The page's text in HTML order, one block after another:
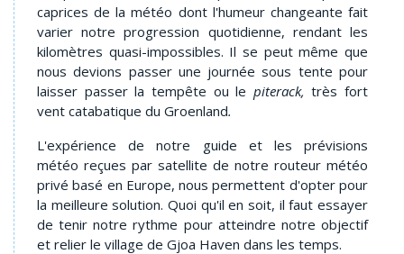
caprices de la météo dont l'humeur changeante fait
varier notre progression quotidienne, rendant les
kilomètres quasi-impossibles. Il se peut même que
nous devions passer une journée sous tente pour
laisser passer la tempête ou le piterack,très fort
vent catabatique du Groenland.
L'expérience de notre guide et les prévisions
météo reçues par satellite de notre routeur météo
privé basé en Europe, nous permettent d'opter pour
la meilleure solution. Quoi qu'il en soit, il faut essayer
de tenir notre rythme pour atteindre notre objectif
et relier le village de Gjoa Haven dans les temps.